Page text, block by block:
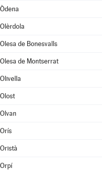
Òdena
Olèrdola
Olesa de Bonesvalls
Olesa de Montserrat
Olivella
Olost
Olvan
Orís
Oristà
Orpí